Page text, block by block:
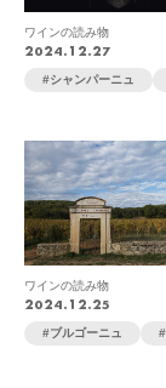
ワインの読み物
2024.12.27
シャンパーニュ
ワインの読み物
2024.12.25
ブルゴーニュ